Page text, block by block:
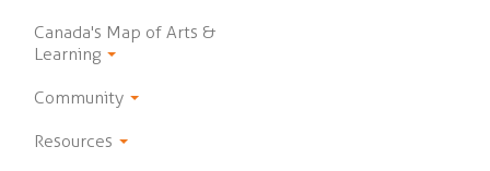
Canada's Map of Arts &
Learning
Community
Resources